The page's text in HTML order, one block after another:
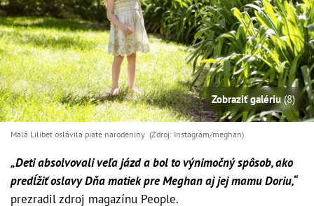
Zobraziť galériu(8)
Malá Lilibet oslávila piate narodeniny (Zdroj: Instagram/meghan)
„Deti absolvovali veľa jázd a bol to výnimočný spôsob, ako
predĺžiť oslavy Dňa matiek pre Meghan aj jej mamu Doriu,“
prezradil zdroj magazínu People.